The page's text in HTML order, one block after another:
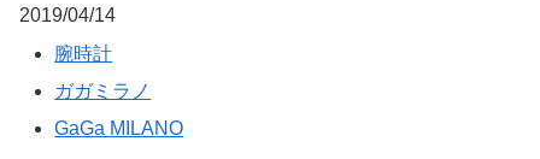
2019/04/14
腕時計
ガガミラノ
GaGa MILANO